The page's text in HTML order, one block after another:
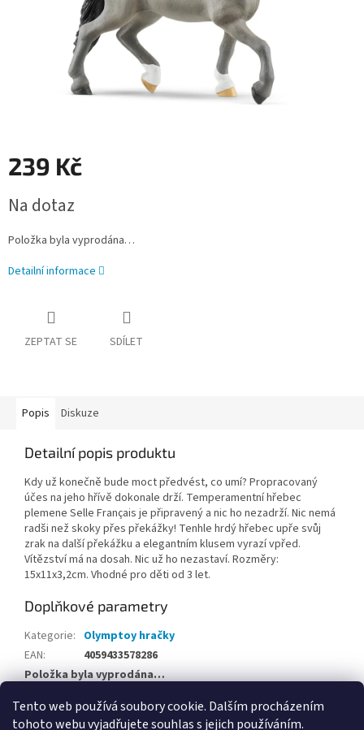
Tento web používá soubory cookie. Dalším procházením
tohoto webu vyjadřujete souhlas s jejich používáním.
239 Kč
cena:
Na dotaz
Položka byla vyprodána…
Detailní informace
ZEPTAT SE SDÍLET
Popis Diskuze
Detailní popis produktu
Kdy už konečně bude moct předvést, co umí? Propracovaný
účes na jeho hřívě dokonale drží. Temperamentní hřebec
plemene Selle Français je připravený a nic ho nezadrží. Nic nemá
radši než skoky přes překážky! Tenhle hrdý hřebec upře svůj
zrak na další překážku a elegantním klusem vyrazí vpřed.
Vítězství má na dosah. Nic už ho nezastaví. Rozměry:
15x11x3,2cm. Vhodné pro děti od 3 let.
Doplňkové parametry
Kategorie: Olymptoy hračky
EAN:
4059433578286
Položka byla vyprodána…